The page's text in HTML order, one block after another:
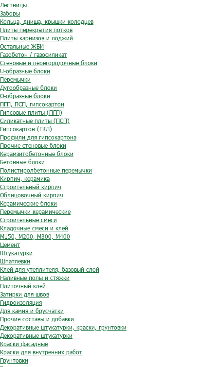
Лестницы
Заборы
Кольца, днища, крышки колодцев
Плиты перекрытия лотков
Плиты карнизов и лоджий
Остальные ЖБИ
Газобетон / газосиликат
Стеновые и перегородочные блоки
U-образные блоки
Перемычки
Дугообразные блоки
O-образные блоки
ПГП, ПСП, гипсокартон
Гипсовые плиты (ПГП)
Силикатные плиты (ПСП)
Гипсокартон (ГКЛ)
Профили для гипсокартона
Прочие стеновые блоки
Керамзитобетонные блоки
Бетонные блоки
Полистиролбетонные перемычки
Кирпич, керамика
Строительный кирпич
Облицовочный кирпич
Керамические блоки
Перемычки керамические
Строительные смеси
Кладочные смеси и клей
М150, М200, М300, М400
Цемент
Штукатурки
Шпатлевки
Клей для утеплителя, базовый слой
Наливные полы и стяжки
Плиточный клей
Затирки для швов
Гидроизоляция
Для камня и брусчатки
Прочие составы и добавки
Декоративные штукатурки, краски, грунтовки
Декоративные штукатурки
Краски фасадные
Краски для внутренних работ
Грунтовки